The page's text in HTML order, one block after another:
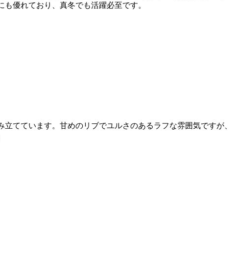
優れており、真冬でも活躍必至です。
てています。甘めのリブでユルさのあるラフな雰囲気ですが、